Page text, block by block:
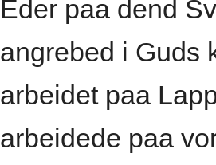
Eder paa dend
angrebed i Guds
arbeidet paa
arbeidede paa